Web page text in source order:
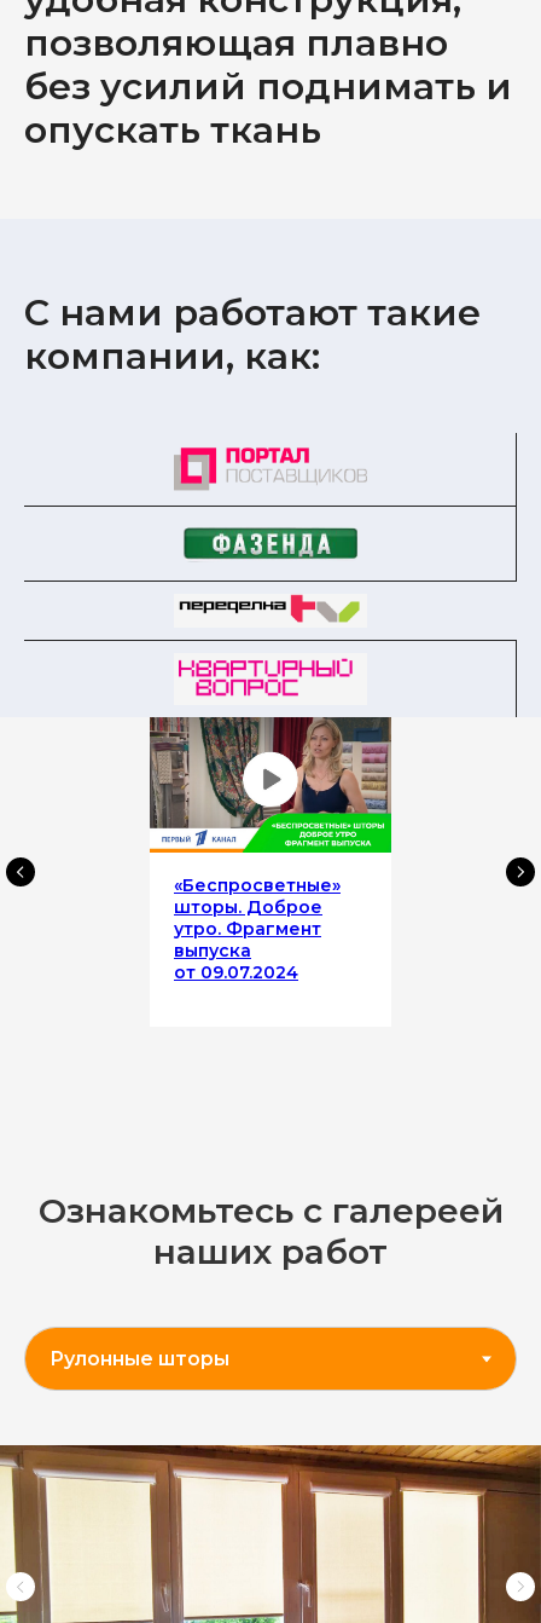
позволяющая плавно
без усилий поднимать и
опускать ткань
С нами работают такие
компании, как:
«Беспросветные»
шторы. Доброе
утро. Фрагмент
выпуска
от 09.07.2024
Ознакомьтесь с галереей
наших работ